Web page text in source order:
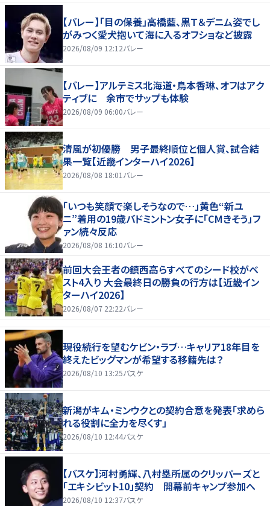
【バレー】「目の保養」高橋藍、黒Ｔ＆デニム姿でし
がみつく愛犬抱いて海に入るオフショなど披露
2026/08/09 12:12バレー
【バレー】アルテミス北海道・鳥本香琳、オフはアク
ティブに 余市でサップも体験
2026/08/09 06:00バレー
清風が初優勝 男子最終順位と個人賞、試合結
果一覧【近畿インターハイ2026】
2026/08/08 18:01 バレー
「いつも笑顔で楽しそうなので…」黄色“新ユ
ニ”着用の19歳バドミントン女子に「CMきそう」フ
ァン続々反応
2026/08/08 16:10バレー
前回大会王者の鎮西高らすべてのシード校がベ
スト4入り 大会最終日の勝負の行方は【近畿イン
ターハイ2026】
2026/08/07 22:22バレー
現役続行を望むケビン・ラブ…キャリア18年目を
終えたビッグマンが希望する移籍先は？
2026/08/10 13:25バスケ
新潟がキム・ミンウクとの契約合意を発表「求めら
れる役割に全力を尽くす」
2026/08/10 12:44バスケ
【バスケ】河村勇輝、八村塁所属のクリッパーズと
「エキシビット10」契約 開幕前キャンプ参加へ
2026/08/10 12:37バスケ